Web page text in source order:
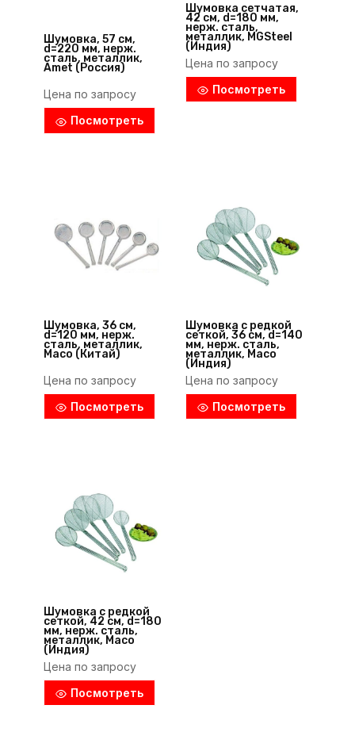
Шумовка, 57 см,
d=220 мм, нерж.
сталь, металлик,
Amet (Россия)
Цена по запросу
Посмотреть
Шумовка сетчатая,
42 см, d=180 мм,
нерж. сталь,
металлик, MGSteel
(Индия)
Цена по запросу
Посмотреть
Шумовка, 36 см,
d=120 мм, нерж.
сталь, металлик,
Maco (Китай)
Цена по запросу
Посмотреть
Шумовка с редкой
сеткой, 36 см, d=140
мм, нерж. сталь,
металлик, Maco
(Индия)
Цена по запросу
Посмотреть
Шумовка с редкой
сеткой, 42 см, d=180
мм, нерж. сталь,
металлик, Maco
(Индия)
Цена по запросу
Посмотреть